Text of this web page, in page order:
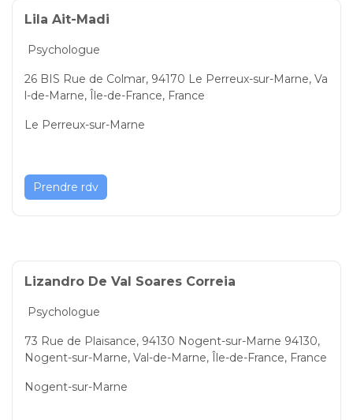
Lila Ait-Madi
Psychologue
26 BIS Rue de Colmar, 94170 Le Perreux-sur-Marne, Va
l-de-Marne, Île-de-France, France
Le Perreux-sur-Marne
Prendre rdv
Lizandro De Val Soares Correia
Psychologue
73 Rue de Plaisance, 94130 Nogent-sur-Marne 94130,
Nogent-sur-Marne, Val-de-Marne, Île-de-France, France
Nogent-sur-Marne